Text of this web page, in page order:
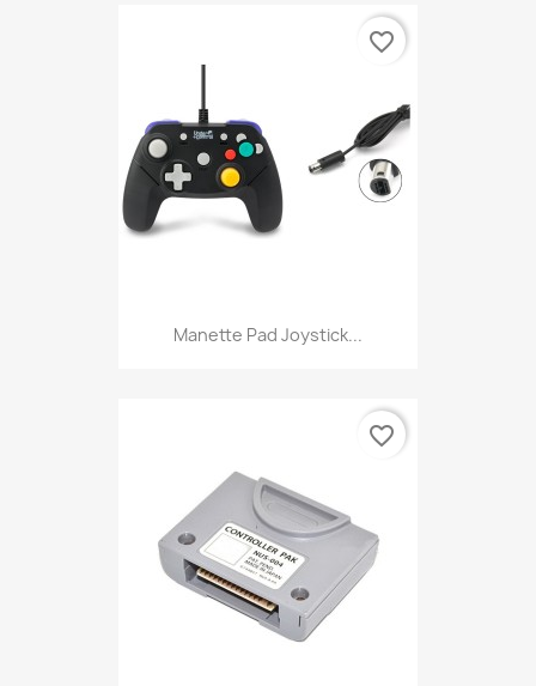
Manette Pad Joystick...
favorite_border
favorite_border